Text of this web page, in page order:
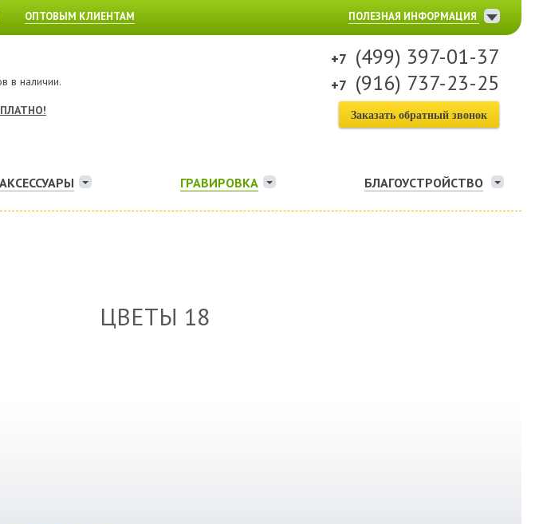
ОПТОВЫМ КЛИЕНТАМ ПОЛЕЗНАЯ ИНФОРМАЦИЯ
в наличии.
(499) 397-01-37
(916) 737-23-25
Заказать обратный звонок
АКСЕССУАРЫ ГРАВИРОВКА БЛАГОУСТРОЙСТВО
ЦВЕТЫ 18